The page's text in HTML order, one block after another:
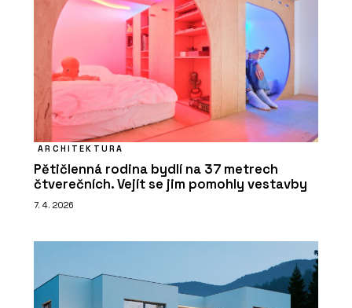
ARCHITEKTURA
Pětičlenná rodina bydlí na 37 metrech
čtverečních. Vejít se jim pomohly vestavby
7. 4. 2026